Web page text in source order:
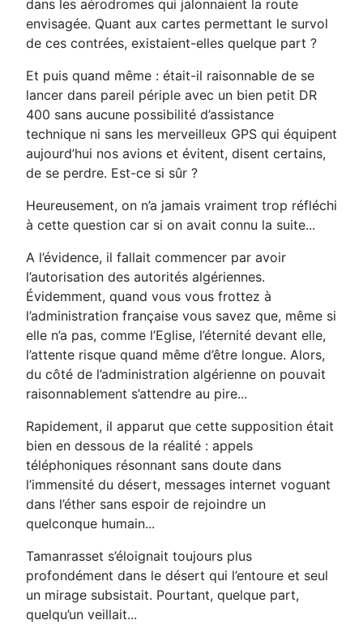
dans les aérodromes qui jalonnaient la route
envisagée. Quant aux cartes permettant le survol
de ces contrées, existaient-elles quelque part ?
Et puis quand même : était-il raisonnable de se
lancer dans pareil périple avec un bien petit DR
400 sans aucune possibilité d’assistance
technique ni sans les merveilleux GPS qui équipent
aujourd’hui nos avions et évitent, disent certains,
de se perdre. Est-ce si sûr ?
Heureusement, on n’a jamais vraiment trop réfléchi
à cette question car si on avait connu la suite...
A l’évidence, il fallait commencer par avoir
l’autorisation des autorités algériennes.
Évidemment, quand vous vous frottez à
l’administration française vous savez que, même si
elle n’a pas, comme l’Eglise, l’éternité devant elle,
l’attente risque quand même d’être longue. Alors,
du côté de l’administration algérienne on pouvait
raisonnablement s’attendre au pire...
Rapidement, il apparut que cette supposition était
bien en dessous de la réalité : appels
téléphoniques résonnant sans doute dans
l’immensité du désert, messages internet voguant
dans l’éther sans espoir de rejoindre un
quelconque humain...
Tamanrasset s’éloignait toujours plus
profondément dans le désert qui l’entoure et seul
un mirage subsistait. Pourtant, quelque part,
quelqu’un veillait...